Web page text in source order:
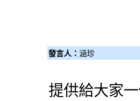
發言人： 涵珍
提供給大家